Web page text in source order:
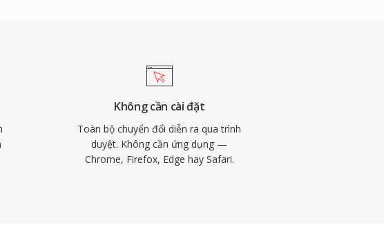
Không cần cài đặt
Toàn bộ chuyển đổi diễn ra qua trình
duyệt. Không cần ứng dụng —
Chrome, Firefox, Edge hay Safari.